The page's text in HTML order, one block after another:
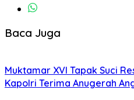
Baca Juga
Muktamar XVI Tapak Suci
Kapolri Terima Anugerah